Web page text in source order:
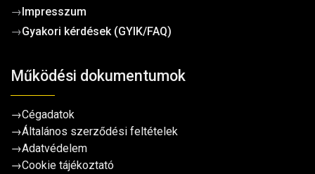
→Impresszum
→Gyakori kérdések (GYIK/FAQ)
Működési dokumentumok
→Cégadatok
→Általános szerződési feltételek
→Adatvédelem
→Cookie tájékoztató